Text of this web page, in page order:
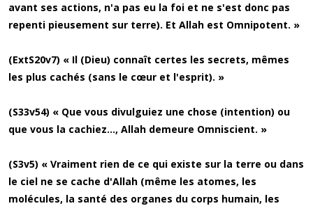
avant ses actions, n'a pas eu la foi et ne s'est donc pas
repenti pieusement sur terre). Et Allah est Omnipotent. »
(ExtS20v7) « Il (Dieu) connaît certes les secrets, mêmes
les plus cachés (sans le cœur et l'esprit). »
(S33v54) « Que vous divulguiez une chose (intention) ou
que vous la cachiez..., Allah demeure Omniscient. »
(S3v5) « Vraiment rien de ce qui existe sur la terre ou dans
le ciel ne se cache d'Allah (même les atomes, les
molécules, la santé des organes du corps humain, les